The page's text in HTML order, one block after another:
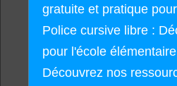
gratuite et pratique
Police cursive libre :
pour l'école élémentaire
Découvrez nos